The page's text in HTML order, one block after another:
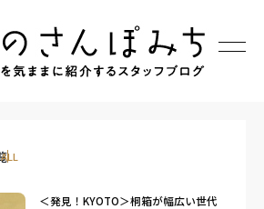
ALL
＜発見！KYOTO＞桐箱が幅広い世代